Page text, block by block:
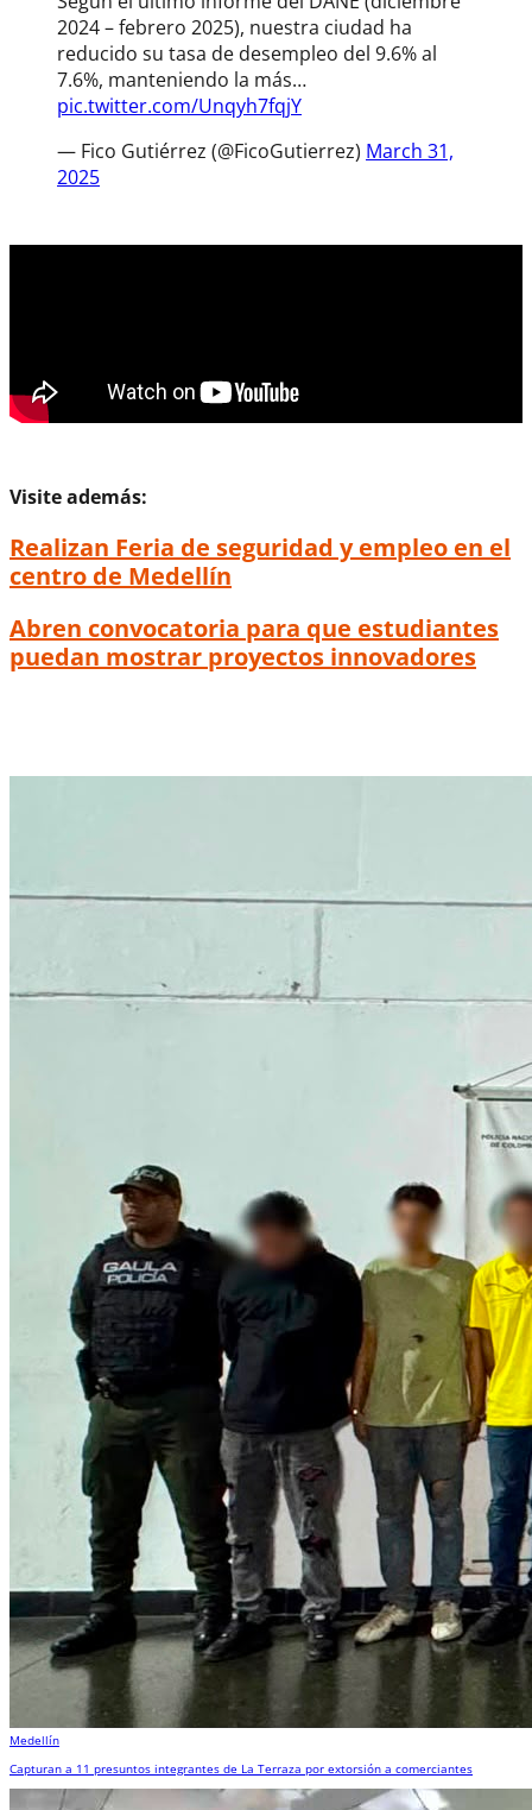
2024 – febrero 2025), nuestra ciudad ha
reducido su tasa de desempleo del 9.6% al
7.6%, manteniendo la más…
pic.twitter.com/Unqyh7fqjY
— Fico Gutiérrez (@FicoGutierrez) March 31,
2025
Visite además:
Realizan Feria de seguridad y empleo en el
centro de Medellín
Abren convocatoria para que estudiantes
puedan mostrar proyectos innovadores
Medellín
Capturan a 11 presuntos integrantes de La Terraza por extorsión a comerciantes